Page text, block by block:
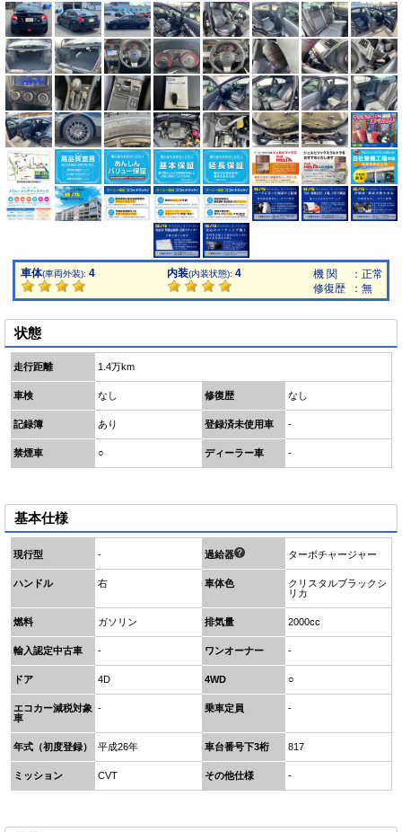
車体(車両外装): 4 内装(内装状態): 4
機 関
修復歴
：正常
：無
状態
走行距離 1.4万km
車検 なし 修復歴 なし
記録簿 あり 登録済未使用車 -
禁煙車 ○ ディーラー車 -
基本仕様
現行型 - 過給器 ターボチャージャー
ハンドル 右 車体色
クリスタルブラックシ
リカ
燃料 ガソリン 排気量 2000cc
輸入認定中古車 - ワンオーナー -
ドア 4D 4WD ○
エコカー減税対象
車
- 乗車定員 -
年式（初度登録） 平成26年 車台番号下3桁 817
ミッション CVT その他仕様 -